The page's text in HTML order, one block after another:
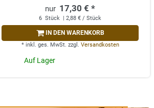
17,30 € *
6 Stück | 2,88 € / Stück
IN DEN WARENKORB
* inkl. ges. MwSt. zzgl. Versandkosten
Auf Lager